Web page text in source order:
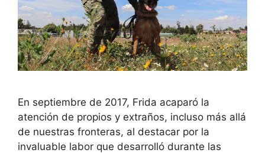
En septiembre de 2017, Frida acaparó la
atención de propios y extraños, incluso más allá
de nuestras fronteras, al destacar por la
invaluable labor que desarrolló durante las